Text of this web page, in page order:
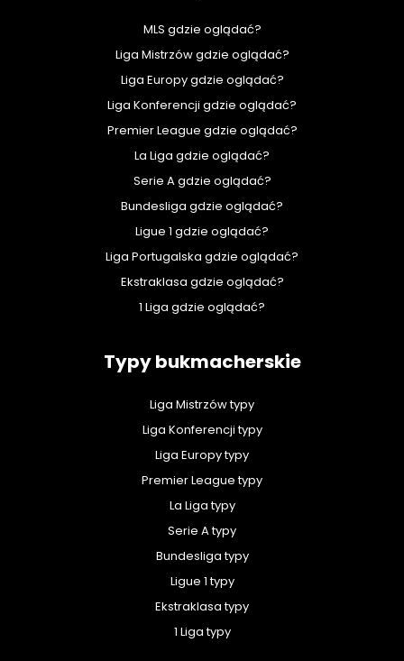
MLS gdzie oglądać?
Liga Mistrzów gdzie oglądać?
Liga Europy gdzie oglądać?
Liga Konferencji gdzie oglądać?
Premier League gdzie oglądać?
La Liga gdzie oglądać?
Serie A gdzie oglądać?
Bundesliga gdzie oglądać?
Ligue 1 gdzie oglądać?
Liga Portugalska gdzie oglądać?
Ekstraklasa gdzie oglądać?
1 Liga gdzie oglądać?
Typy bukmacherskie
Liga Mistrzów typy
Liga Konferencji typy
Liga Europy typy
Premier League typy
La Liga typy
Serie A typy
Bundesliga typy
Ligue 1 typy
Ekstraklasa typy
1 Liga typy